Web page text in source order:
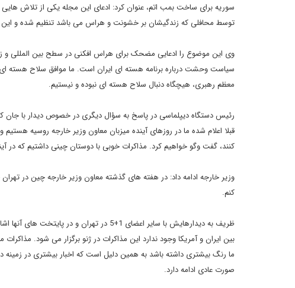
سوریه برای ساخت بمب اتم، عنوان کرد: ادعای این مجله یکی از تلاش
توسط محافلی که زندگیشان بر خشونت و هراس می باشد تنظیم شده و
وی این موضوع را ادعایی مضحک برای هراس افکنی در سطح بین المللی و
سیاست وحشت درباره برنامه هسته ای ایران است. ما موافق سلاح هسته
معظم رهبری، هیچگاه دنبال سلاح هسته ای نبوده و نیستیم.
رئیس دستگاه دیپلماسی در پاسخ به سؤال دیگری در خصوص دیدار با جان
کنند، گفت وگو خواهیم کرد. مذاکرات خوبی با دوستان چینی داشتیم که در
وزیر خارجه ادامه داد: در هفته های گذشته معاون وزیر خارجه چین در
کنم.
ظریف به دیدارهایش با سایر اعضای 1+5 در
بین ایران و آمریکا وجود ندارد این مذاکرات در ژنو برگزار می شود.
صورت عادی ادامه دارد.